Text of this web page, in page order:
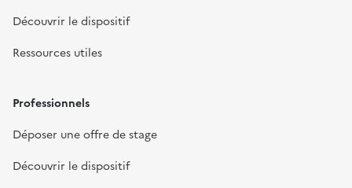
Découvrir le dispositif
Ressources utiles
Professionnels
Déposer une offre de stage
Découvrir le dispositif